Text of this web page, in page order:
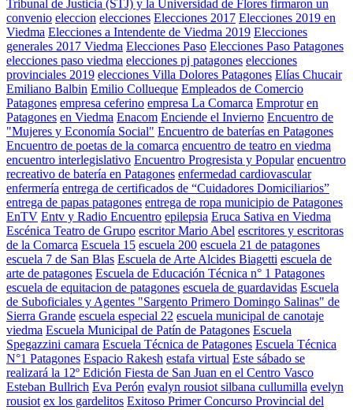
Tribunal de Justicia (STJ) y la Universidad de Flores firmaron un
convenio eleccion elecciones Elecciones 2017 Elecciones 2019 en
Viedma Elecciones a Intendente de Viedma 2019 Elecciones
generales 2017 Viedma Elecciones Paso Elecciones Paso Patagones
elecciones paso viedma elecciones pj patagones elecciones
provinciales 2019 elecciones Villa Dolores Patagones Elías Chucair
Emiliano Balbin Emilio Collueque Empleados de Comercio
Patagones empresa ceferino empresa La Comarca Emprotur en
Patagones en Viedma Enacom Enciende el Invierno Encuentro de
"Mujeres y Economía Social" Encuentro de baterías en Patagones
Encuentro de poetas de la comarca encuentro de teatro en viedma
encuentro interlegislativo Encuentro Progresista y Popular encuentro
recreativo de batería en Patagones enfermedad cardiovascular
enfermería entrega de certificados de “Cuidadores Domiciliarios”
entrega de papas patagones entrega de ropa municipio de Patagones
EnTV Entv y Radio Encuentro epilepsia Eruca Sativa en Viedma
Escénica Teatro de Grupo escritor Mario Abel escritores y escritoras
de la Comarca Escuela 15 escuela 200 escuela 21 de patagones
escuela 7 de San Blas Escuela de Arte Alcides Biagetti escuela de
arte de patagones Escuela de Educación Técnica n° 1 Patagones
escuela de equitacion de patagones escuela de guardavidas Escuela
de Suboficiales y Agentes "Sargento Primero Domingo Salinas" de
Sierra Grande escuela especial 22 escuela municipal de canotaje
viedma Escuela Municipal de Patín de Patagones Escuela
Spegazzini camara Escuela Técnica de Patagones Escuela Técnica
N°1 Patagones Espacio Rakesh estafa virtual Este sábado se
realizará la 12º Edición Fiesta de San Juan en el Centro Vasco
Esteban Bullrich Eva Perón evalyn rousiot silbana cullumilla evelyn
rousiot ex los gardelitos Exitoso Primer Concurso Provincial del